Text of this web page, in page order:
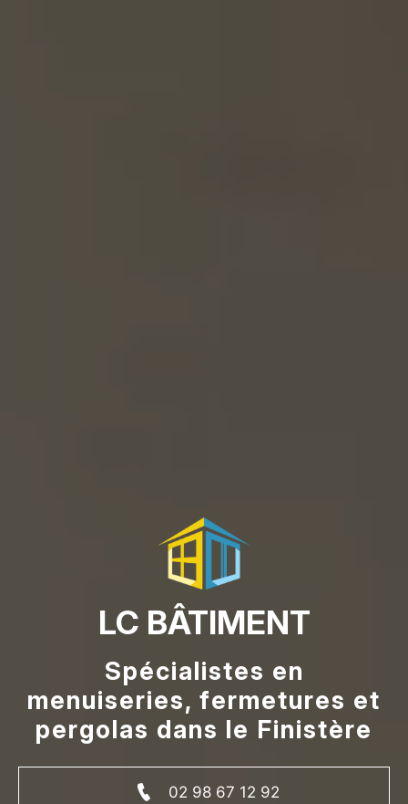
LC BÂTIMENT
Spécialistes en
menuiseries, fermetures et
pergolas dans le Finistère
02 98 67 12 92